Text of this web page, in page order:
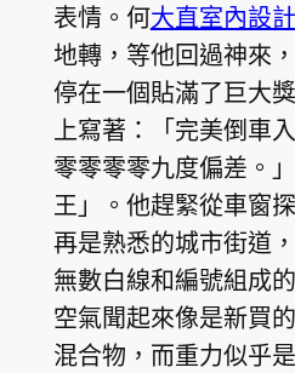
表情。何大直室內設計
地轉，等他回過神來
停在一個貼滿了巨大
上寫著：「完美倒車
零零零零九度偏差。
王」。他趕緊從車窗
再是熟悉的城市街道
無數白線和編號組成
空氣聞起來像是新買
混合物，而重力似乎